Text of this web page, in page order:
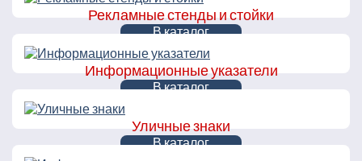
Рекламные стенды и стойки
В каталог
Информационные указатели
В каталог
Уличные знаки
В каталог